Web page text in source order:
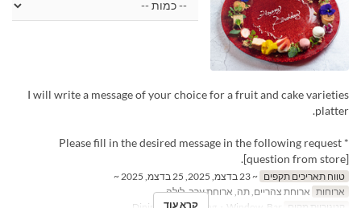
I will write a message of your choice for a fruit and cake varieties
platter.
* Please fill in the desired message in the following request
[question from store].
טווח תאריכים תקפים ~ 23 בדצמ, 2025, 25 בדצמ, 2025 ~
ארוחות ארוחת צהריים, תה, ארוחת ערב, לילה
קרא עוד